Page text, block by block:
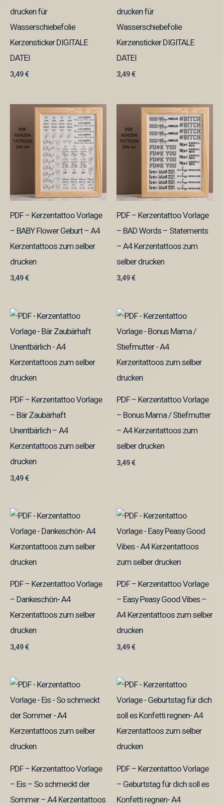
drucken für
Wasserschiebefolie
Kerzensticker DIGITALE
DATEI
3,49€
drucken für
Wasserschiebefolie
Kerzensticker DIGITALE
DATEI
3,49€
PDF – Kerzentattoo Vorlage
– BABY Flower Geburt – A4
Kerzentattoos zum selber
drucken
3,49€
PDF – Kerzentattoo Vorlage
– BAD Words – Statements
– A4 Kerzentattoos zum
selber drucken
3,49€
PDF – Kerzentattoo Vorlage
– Bär Zaubärhaft
Unentbärlich – A4
Kerzentattoos zum selber
drucken
3,49€
PDF – Kerzentattoo Vorlage
– Bonus Mama / Stiefmutter
– A4 Kerzentattoos zum
selber drucken
3,49€
PDF – Kerzentattoo Vorlage
– Dankeschön- A4
Kerzentattoos zum selber
drucken
3,49€
PDF – Kerzentattoo Vorlage
– Easy Peasy Good Vibes –
A4 Kerzentattoos zum selber
drucken
3,49€
PDF – Kerzentattoo Vorlage
– Eis – So schmeckt der
Sommer – A4 Kerzentattoos
PDF – Kerzentattoo Vorlage
– Geburtstag für dich soll es
Konfetti regnen- A4